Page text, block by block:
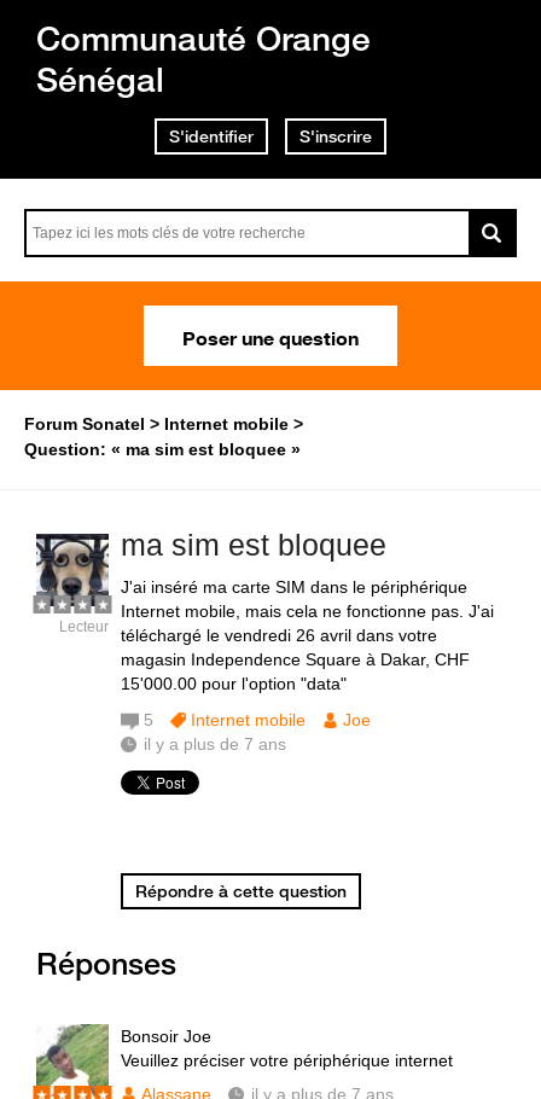
Communauté Orange
Sénégal
S'identifier S'inscrire
Poser une question
Forum Sonatel
Internet mobile
Question: « ma sim est bloquee »
ma sim est bloquee
J'ai inséré ma carte SIM dans le périphérique
Internet mobile, mais cela ne fonctionne pas. J'ai
téléchargé le vendredi 26 avril dans votre
magasin Independence Square à Dakar, CHF
15'000.00 pour l'option "data"
Lecteur
5 Internet mobile
Joe
il y a plus de 7 ans
Répondre à cette question
Réponses
Bonsoir Joe
Veuillez préciser votre périphérique internet
Alassane
il y a plus de 7 ans